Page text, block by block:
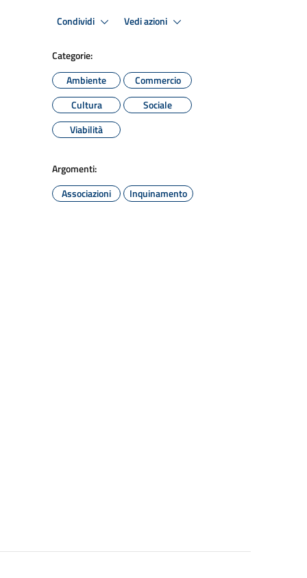
Condividi Vedi azioni
Categorie:
Ambiente
Commercio
Cultura
Sociale
Viabilità
Argomenti:
Associazioni
Inquinamento